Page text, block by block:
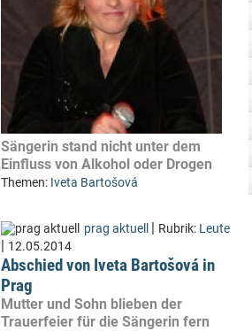
Sängerin stand nicht unter dem
Einfluss von Alkohol oder Drogen
Themen: Iveta Bartošová
prag aktuell | Rubrik: Leute
| 12.05.2014
Abschied von Iveta Bartošová in
Prag
Mutter und Sohn blieben der
Trauerfeier für die Sängerin fern